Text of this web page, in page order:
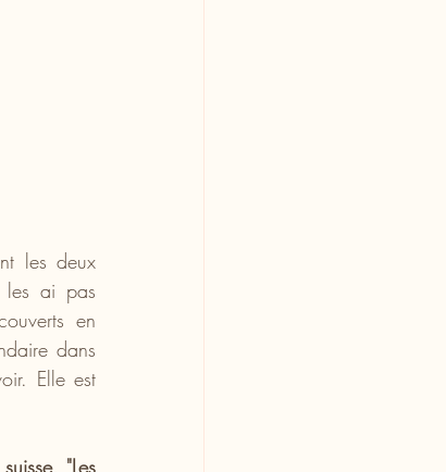
les deux
les ai pas
en
dans
Elle est
"Les